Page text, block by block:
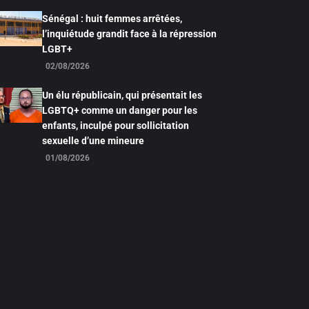
Sénégal : huit femmes arrêtées,
l’inquiétude grandit face à la répression
LGBT+
02/08/2026
Un élu républicain, qui présentait les
LGBTQ+ comme un danger pour les
enfants, inculpé pour sollicitation
sexuelle d’une mineure
01/08/2026